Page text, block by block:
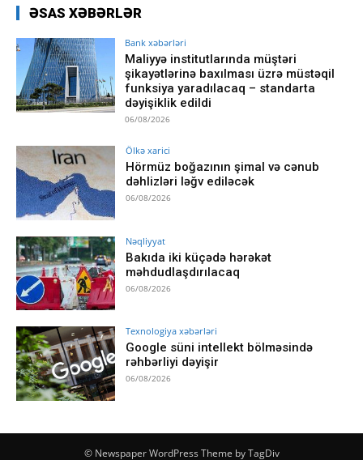
ƏSAS XƏBƏRLƏR
Bank xəbərləri
Maliyyə institutlarında müştəri
şikayətlərinə baxılması üzrə müstəqil
funksiya yaradılacaq – standarta
dəyişiklik edildi
06/08/2026
Ölkə xarici
Hörmüz boğazının şimal və cənub
dəhlizləri ləğv ediləcək
06/08/2026
Nəqliyyat
Bakıda iki küçədə hərəkət
məhdudlaşdırılacaq
06/08/2026
Texnologiya xəbərləri
Google süni intellekt bölməsində
rəhbərliyi dəyişir
06/08/2026
© Newspaper WordPress Theme by TagDiv